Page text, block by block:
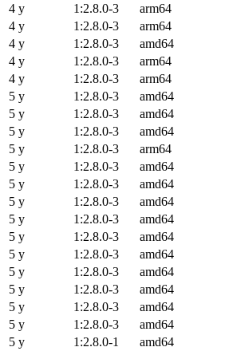
4 y
1:2.8.0-3 arm64
4 y
1:2.8.0-3 arm64
4 y
1:2.8.0-3 amd64
4 y
1:2.8.0-3 arm64
4 y
1:2.8.0-3 arm64
5 y
1:2.8.0-3 amd64
5 y
1:2.8.0-3 amd64
5 y
1:2.8.0-3 amd64
5 y
1:2.8.0-3 arm64
5 y
1:2.8.0-3 amd64
5 y
1:2.8.0-3 amd64
5 y
1:2.8.0-3 amd64
5 y
1:2.8.0-3 amd64
5 y
1:2.8.0-3 amd64
5 y
1:2.8.0-3 amd64
5 y
1:2.8.0-3 amd64
5 y
1:2.8.0-3 amd64
5 y
1:2.8.0-3 amd64
5 y
1:2.8.0-3 amd64
5 y
1:2.8.0-1 amd64